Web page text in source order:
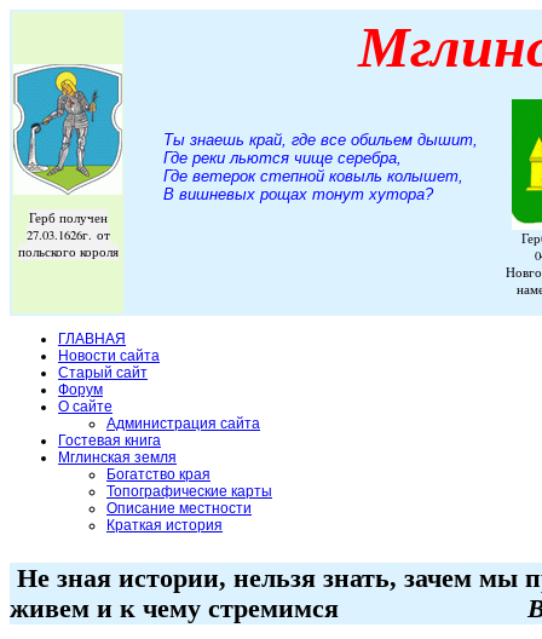
Герб получен
27.03.1626г. от
польского короля
Ты знаешь край, где все обильем дышит,
Где реки льются чище серебра,
Где ветерок степной ковыль колышет,
В вишневых рощах тонут хутора?
ГЛАВНАЯ
Новости сайта
Старый сайт
Форум
О сайте
Администрация сайта
Гостевая книга
Мглинская земля
Богатство края
Топографические карты
Описание местности
Краткая история
Не зная истории, нельзя знать, зачем мы
живем и к чему стремимся